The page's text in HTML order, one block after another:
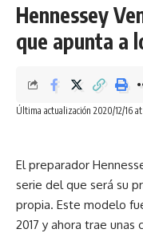
Hennessey
que apunta a
Última actualización 2020/12/16 at
El preparador
serie del que será su
propia. Este modelo
2017 y ahora trae unas